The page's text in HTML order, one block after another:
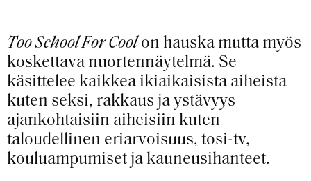
Too School For Coolon hauska mutta myös
koskettava nuortennäytelmä. Se
käsittelee kaikkea ikiaikaisista aiheista
kuten seksi, rakkaus ja ystävyys
ajankohtaisiin aiheisiin kuten
taloudellinen eriarvoisuus, tosi-tv,
kouluampumiset ja kauneusihanteet.